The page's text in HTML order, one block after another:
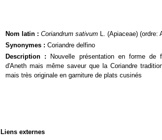
Nom latin : Coriandrum sativum L. (Apiaceae) (ordre:
Synonymes : Coriandre delfino
Description : Nouvelle présentation en forme de
d′Aneth mais même saveur que la Coriandre
mais très originale en garniture de plats cusinés
Liens externes